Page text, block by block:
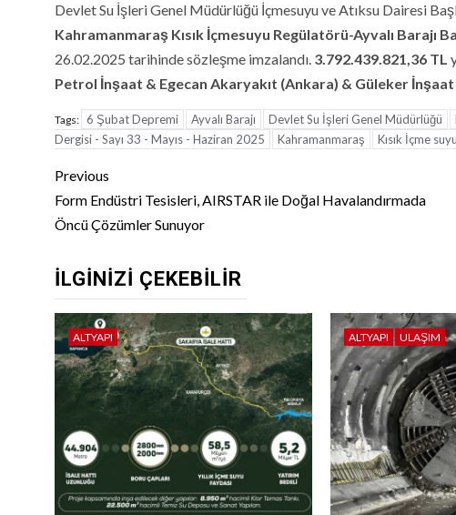
Devlet Su İşleri Genel Müdürlüğü İçmesuyu ve Atıksu Dairesi
Kahramanmaraş Kısık İçmesuyu Regülatörü-Ayvalı Barajı
26.02.2025 tarihinde sözleşme imzalandı. 3.792.439.821,36 TL
Petrol İnşaat & Egecan Akaryakıt (Ankara) & Güleker İnşaat
Tags: 6 Şubat Depremi Ayvalı Barajı Devlet Su İşleri Genel Müdürlüğü
Dergisi - Sayı 33 - Mayıs - Haziran 2025
Kahramanmaraş Kısık İçme
Continue
Reading
Previous
Form Endüstri Tesisleri, AIRSTAR ile Doğal Havalandırmada
Öncü Çözümler Sunuyor
İLGINIZI ÇEKEBILIR
ALTYAPI ALTYAPI ULAŞIM